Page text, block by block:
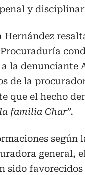
y
Hernández
la denunciante
de la
que el hecho
familia Char”.
según
general,
sido